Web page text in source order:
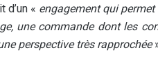
d’un « engagement qui
une commande dont les
perspective très rapprochée